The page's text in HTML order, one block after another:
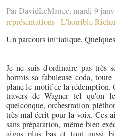
Par DavidLeMarrec, mardi 9
représentations-L'horrible
Un parcours initiatique.
Je ne suis d'ordinaire pas
hormis sa fabuleuse coda,
plane le motif de la rédemption.
travers de Wagner tel qu'on
quelconque, orchestration
très mal écrit pour la voix. Ces
sans préparation, même bien
aigus plus bas et tout aussi